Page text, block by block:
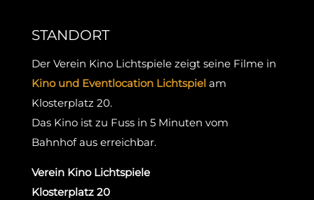
STANDORT
Der Verein Kino Lichtspiele zeigt seine Filme in
Kino und Eventlocation Lichtspiel am
Klosterplatz 20.
Das Kino ist zu Fuss in 5 Minuten vom
Bahnhof aus erreichbar.
Verein Kino Lichtspiele
Klosterplatz 20